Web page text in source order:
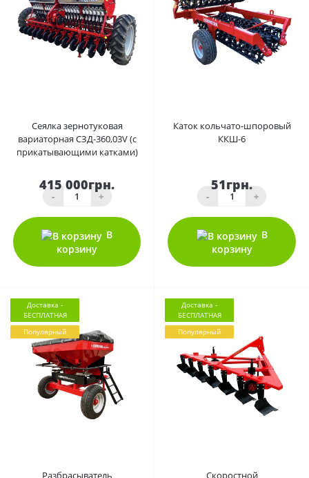
Сеялка зернотуковая
вариаторная СЗД-360,03V (с
прикатывающими катками)
415 000грн.
- +
В
корзину
Каток кольчато-шпоровый
ККШ-6
51грн.
- +
В
корзину
Доставка -
БЕСПЛАТНАЯ
Популярный
Разбрасыватель
Доставка -
БЕСПЛАТНАЯ
Популярный
Скоростной